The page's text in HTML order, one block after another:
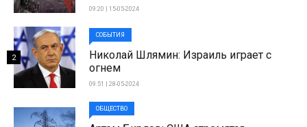
09:20 | 15-05-2024
СОБЫТИЯ
Николай Шлямин: Израиль играет с
огнем
09:51 | 28-05-2024
2
ОБЩЕСТВО